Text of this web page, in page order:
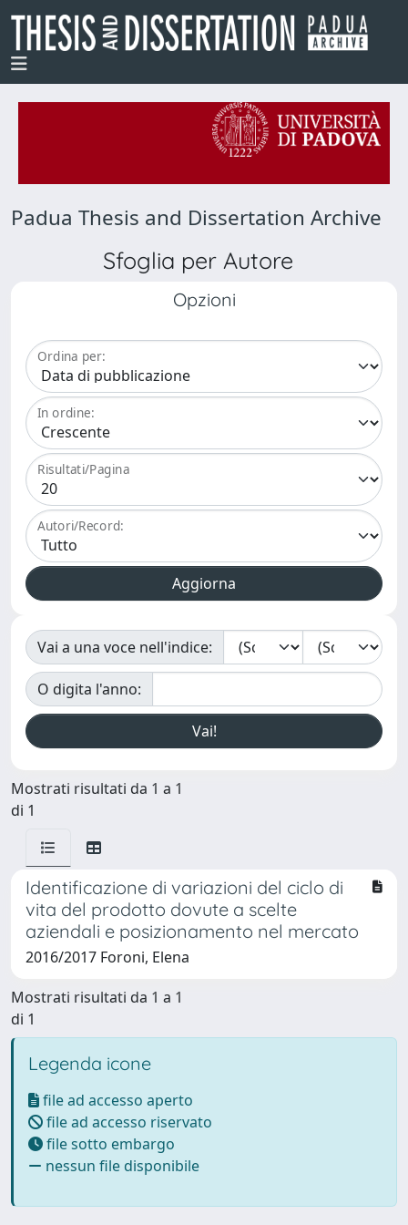
Padua Thesis and Dissertation Archive
Sfoglia per Autore
Opzioni
Ordina per:
In ordine:
Risultati/Pagina
Autori/Record:
Vai a una voce nell'indice:
O digita l'anno:
Mostrati risultati da 1 a 1
di 1
Identificazione di variazioni del ciclo di
vita del prodotto dovute a scelte
aziendali e posizionamento nel mercato
2016/2017 Foroni, Elena
Mostrati risultati da 1 a 1
di 1
Legenda icone
file ad accesso aperto
file ad accesso riservato
file sotto embargo
nessun file disponibile